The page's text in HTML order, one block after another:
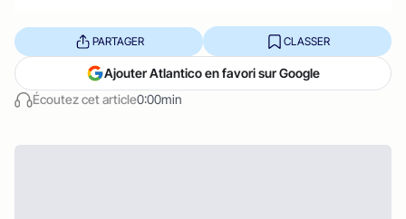
Écoutez cet article0:00min
PARTAGER CLASSER
Ajouter Atlantico en favori sur Google